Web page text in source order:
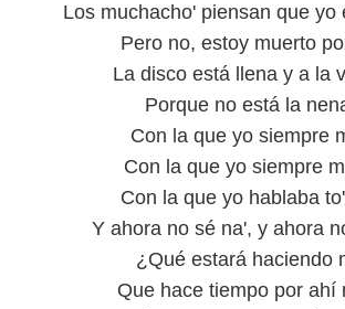
Los muchacho' piensan que yo
Pero no, estoy muerto
La disco está llena y a la
Porque no está la
Con la que yo siempre
Con la que yo siempre
Con la que yo hablaba
Y ahora no sé na', y ahora
¿Qué estará haciendo
Que hace tiempo por ahí